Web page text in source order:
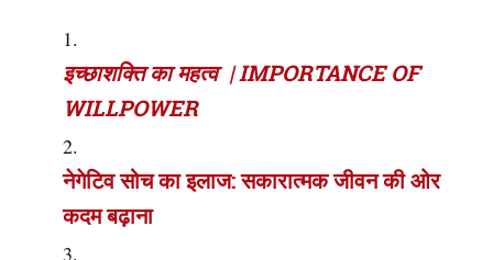
इच्छाशक्ति का महत्व | IMPORTANCE OF
WILLPOWER
नेगेटिव सोच का इलाज: सकारात्मक जीवन की ओर
कदम बढ़ाना